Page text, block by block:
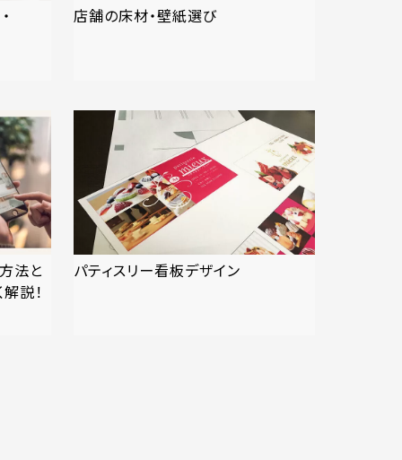
店舗の床材・壁紙選び
法と
説！
パティスリー看板デザイン